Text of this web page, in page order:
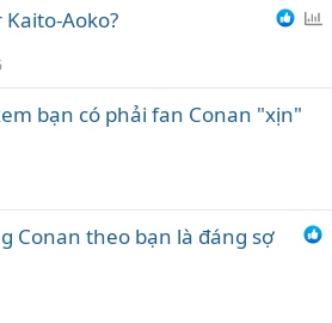
h
Aoko?
bạn có phải fan Conan "xịn"
Conan theo bạn là đáng sợ